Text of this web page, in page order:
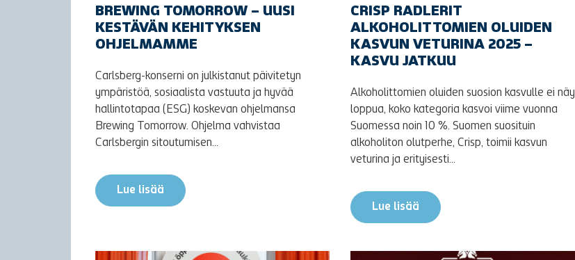
BREWING TOMORROW – UUSI
KESTÄVÄN KEHITYKSEN
OHJELMAMME
Carlsberg-konserni on julkistanut päivitetyn
ympäristöä, sosiaalista vastuuta ja hyvää
hallintotapaa (ESG) koskevan ohjelmansa
Brewing Tomorrow. Ohjelma vahvistaa
Carlsbergin sitoutumisen...
Lue lisää
CRISP RADLERIT
ALKOHOLITTOMIEN OLUIDEN
KASVUN VETURINA 2025 –
KASVU JATKUU
Alkoholittomien oluiden suosion kasvulle ei näy
loppua, koko kategoria kasvoi viime vuonna
Suomessa noin 10 %. Suomen suosituin
alkoholiton olutperhe, Crisp, toimii kasvun
veturina ja erityisesti...
Lue lisää